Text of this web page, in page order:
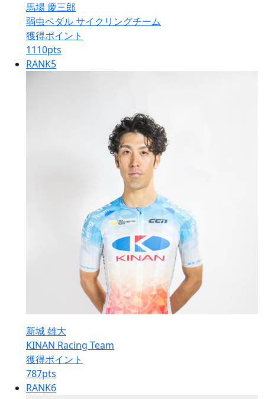
馬場 慶三郎
弱虫ペダル サイクリングチーム
獲得ポイント
1110pts
RANK5
新城 雄大
KINAN Racing Team
獲得ポイント
787pts
RANK6